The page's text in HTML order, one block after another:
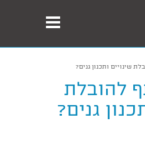
שינויים ותכנון גנים?
להובלת
גנים?